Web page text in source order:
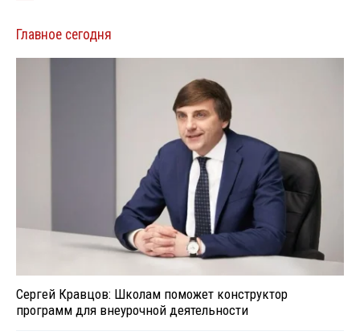
Главное сегодня
Сергей Кравцов: Школам поможет конструктор
программ для внеурочной деятельности